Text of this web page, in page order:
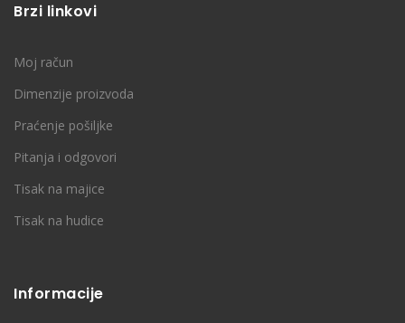
Brzi linkovi
Moj račun
Dimenzije proizvoda
Praćenje pošiljke
Pitanja i odgovori
Tisak na majice
Tisak na hudice
Informacije